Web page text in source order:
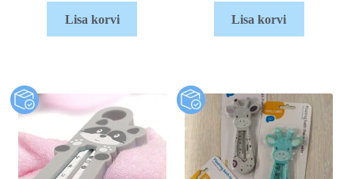
Lisa korvi Lisa korvi